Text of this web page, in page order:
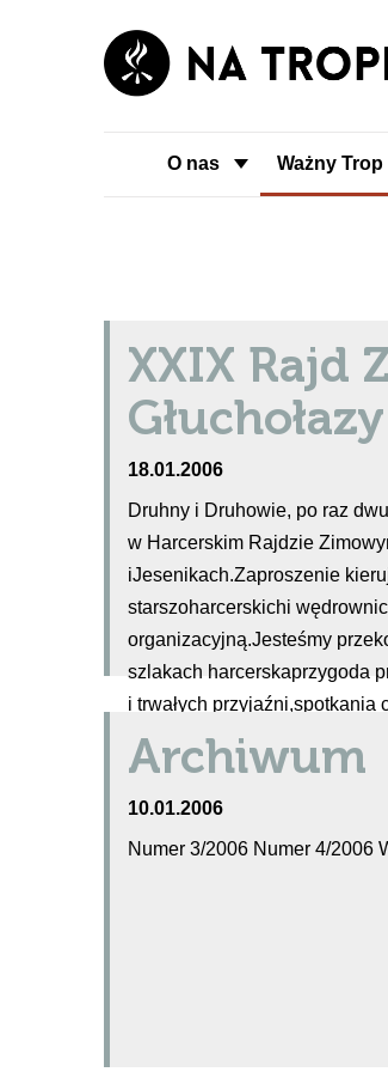
O nas Ważny Trop
XXIX Rajd
Głuchołazy
18.01.2006
Druhny i Druhowie, po raz
w Harcerskim Rajdzie
iJesenikach.Zaproszenie
starszoharcerskichi
organizacyjną.Jesteśmy
szlakach harcerskaprzygoda
i trwałych
[...]
Archiwum
10.01.2006
Numer 3/2006 Numer 4/2006